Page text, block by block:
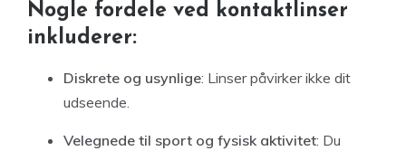
Nogle fordele ved kontaktlinser
inkluderer:
Diskrete og usynlige: Linser påvirker ikke dit
udseende.
Velegnede til sport og fysisk aktivitet: Du